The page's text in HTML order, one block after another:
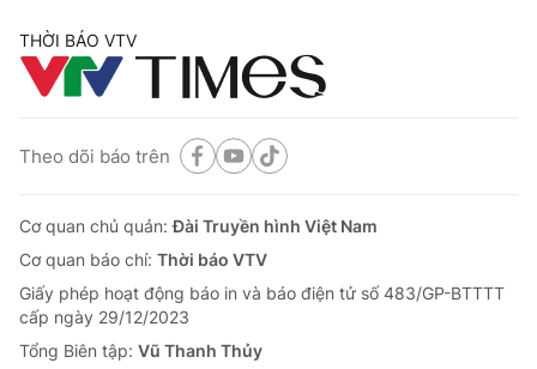
Phim VTV
Hậu trường
Giải sao mai
Giải trí
Điện ảnh
Âm nhạc
Du lịch
Làm đẹp
Chất lượng cuộc sống
Tuyển sinh
Học trực tuyến
Công nghệ
Hitech Công nghệ tương lai
Sản phẩm
Giao lưu trực tuyến
THỜI BÁO VTV
Theo dõi báo trên
Cơ quan chủ quản:Đài Truyền hình Việt Nam
Cơ quan báo chí: Thời báo VTV
Giấy phép hoạt động báo in và báo điện tử số 483/GP-BTTTT
cấp ngày 29/12/2023
Tổng Biên tập: Vũ Thanh Thủy